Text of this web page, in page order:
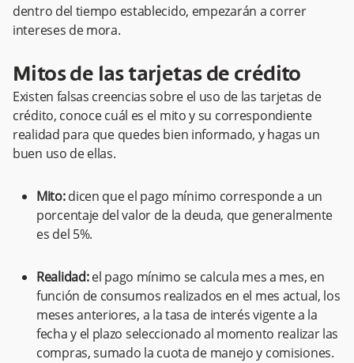
dentro del tiempo establecido, empezarán a correr
intereses de mora.
Mitos de las tarjetas de crédito
Existen falsas creencias sobre el uso de las tarjetas de
crédito, conoce cuál es el mito y su correspondiente
realidad para que quedes bien informado, y hagas un
buen uso de ellas.
Mito:dicen que el pago mínimo corresponde a un
porcentaje del valor de la deuda, que generalmente
es del 5%.
Realidad:el pago mínimo se calcula mes a mes, en
función de consumos realizados en el mes actual, los
meses anteriores, a la tasa de interés vigente a la
fecha y el plazo seleccionado al momento realizar las
compras, sumado la cuota de manejo y comisiones.